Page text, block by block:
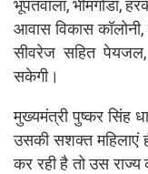
भूपतवाला, भीमगोडा,
आवास विकास कॉलोनी,
सीवरेज सहित पेयजल,
सकेगी।
मुख्यमंत्री पुष्कर सिंह
उसकी सशक्त महिलाएं
कर रही है तो उस राज्य